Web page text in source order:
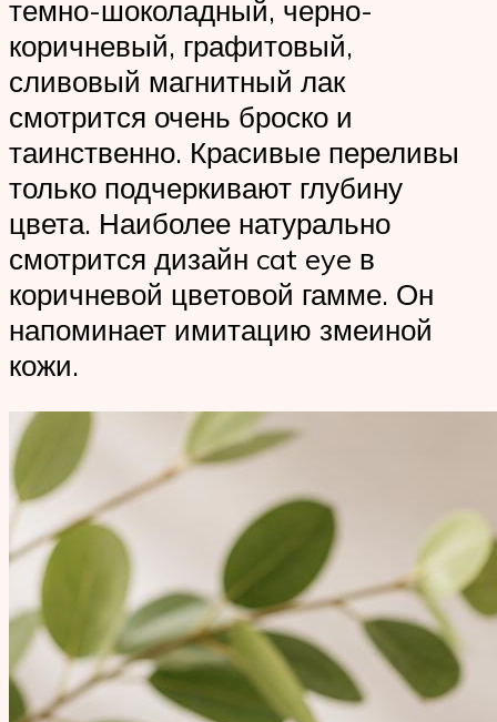
темно-шоколадный, черно-
коричневый, графитовый,
сливовый магнитный лак
смотрится очень броско и
таинственно. Красивые переливы
только подчеркивают глубину
цвета. Наиболее натурально
смотрится дизайн cat eye в
коричневой цветовой гамме. Он
напоминает имитацию змеиной
кожи.